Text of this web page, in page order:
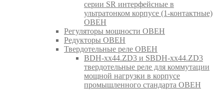
серии SR интерфейсные в
ультратонком корпусе (1-контактные)
ОВЕН
Регуляторы мощности ОВЕН
Редукторы ОВЕН
Твердотельные реле ОВЕН
BDH-xx44.ZD3 и SBDH-xx44.ZD3
твердотельные реле для коммутации
мощной нагрузки в корпусе
промышленного стандарта ОВЕН